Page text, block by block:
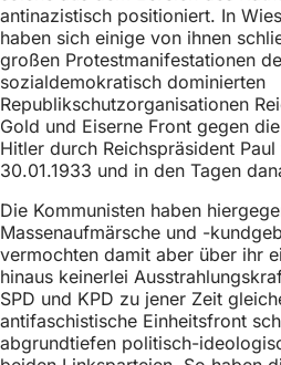
e
n
s
i
c
h
h
i
e
r
antinazistisch positioniert. In
haben sich einige von ihnen
großen Protestmanifestationen
sozialdemokratisch dominierten
Republikschutzorganisationen
Gold und Eiserne Front gegen
Hitler durch Reichspräsident
30.01.1933 und in den Tagen
Die Kommunisten haben
Massenaufmärsche und -
vermochten damit aber über ihr
hinaus keinerlei
SPD und KPD zu jener Zeit
antifaschistische Einheitsfront
abgrundtiefen politisch-